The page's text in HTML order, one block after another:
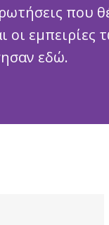
που
οι
εδώ.